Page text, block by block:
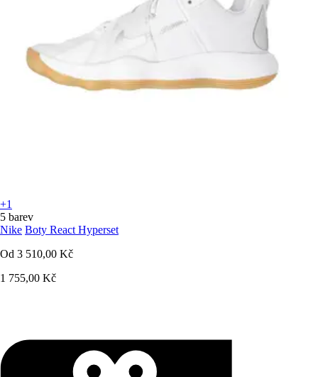
+1
5 barev
Nike Boty React Hyperset
Od 3 510,00 Kč
1 755,00 Kč